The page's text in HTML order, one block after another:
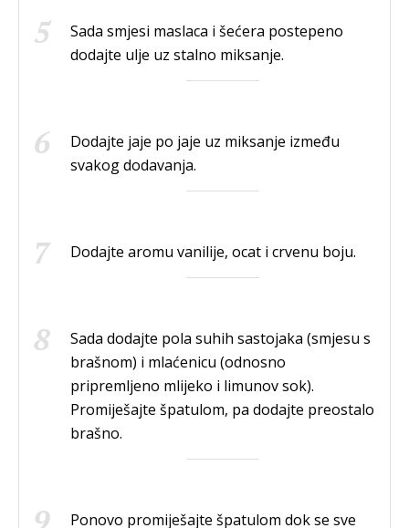
Sada smjesi maslaca i šećera postepeno
dodajte ulje uz stalno miksanje.
Dodajte jaje po jaje uz miksanje između
svakog dodavanja.
Dodajte aromu vanilije, ocat i crvenu boju.
Sada dodajte pola suhih sastojaka (smjesu s
brašnom) i mlaćenicu (odnosno
pripremljeno mlijeko i limunov sok).
Promiješajte špatulom, pa dodajte preostalo
brašno.
Ponovo promiješajte špatulom dok se sve